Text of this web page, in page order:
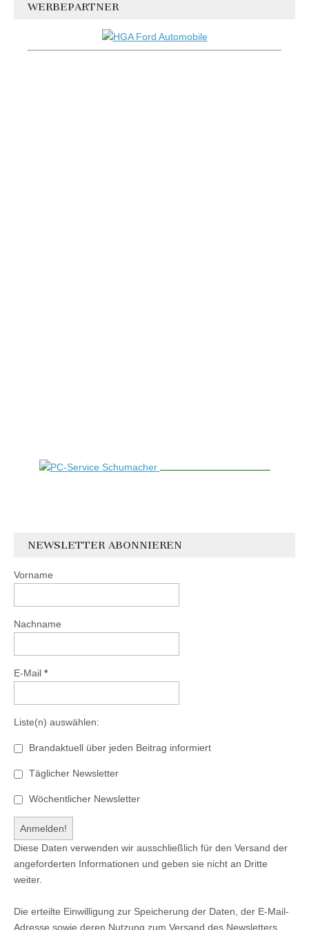
WERBEPARTNER
NEWSLETTER ABONNIEREN
Vorname
Nachname
E-Mail *
Liste(n) auswählen:
Brandaktuell über jeden Beitrag informiert
Täglicher Newsletter
Wöchentlicher Newsletter
Diese Daten verwenden wir ausschließlich für den Versand der
angeforderten Informationen und geben sie nicht an Dritte
weiter.
Die erteilte Einwilligung zur Speicherung der Daten, der E-Mail-
Adresse sowie deren Nutzung zum Versand des Newsletters